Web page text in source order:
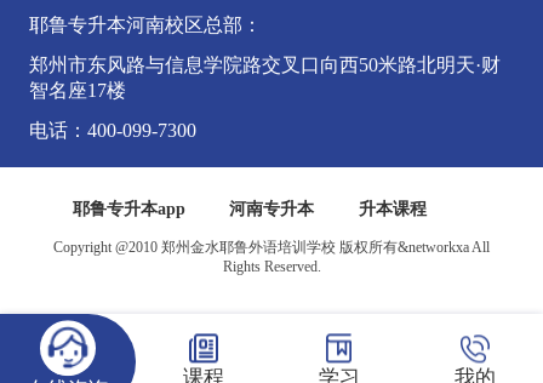
课程 学习 我的
耶鲁专升本河南校区总部：
郑州市东风路与信息学院路交叉口向西50米路北明天·财
智名座17楼
电话：400-099-7300
耶鲁专升本app 河南专升本 升本课程
Copyright @2010 郑州金水耶鲁外语培训学校 版权所有&networkxa All
Rights Reserved.